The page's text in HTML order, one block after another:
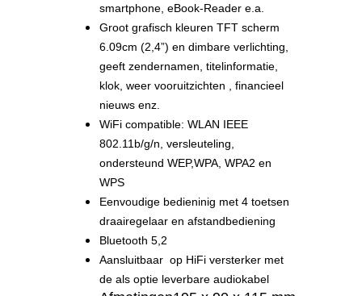
smartphone, eBook-Reader e.a.
Groot grafisch kleuren TFT scherm
6.09cm (2,4”) en dimbare verlichting,
geeft zendernamen, titelinformatie,
klok, weer vooruitzichten , financieel
nieuws enz.
WiFi compatible: WLAN IEEE
802.11b/g/n, versleuteling,
ondersteund WEP,WPA, WPA2 en
WPS
Eenvoudige bedieninig met 4 toetsen
draairegelaar en afstandbediening
Bluetooth 5,2
Aansluitbaar op HiFi versterker met
de als optie leverbare audiokabel